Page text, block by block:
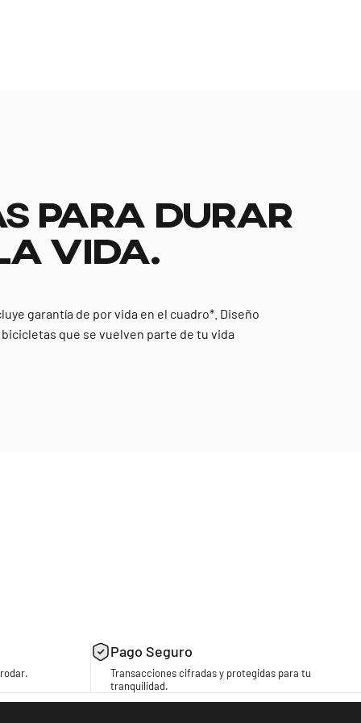
PARA DURAR
VIDA.
garantía de por vida en el cuadro*. Diseño
que se vuelven parte de tu vida
Pago Seguro
Transacciones cifradas y protegidas para tu
tranquilidad.